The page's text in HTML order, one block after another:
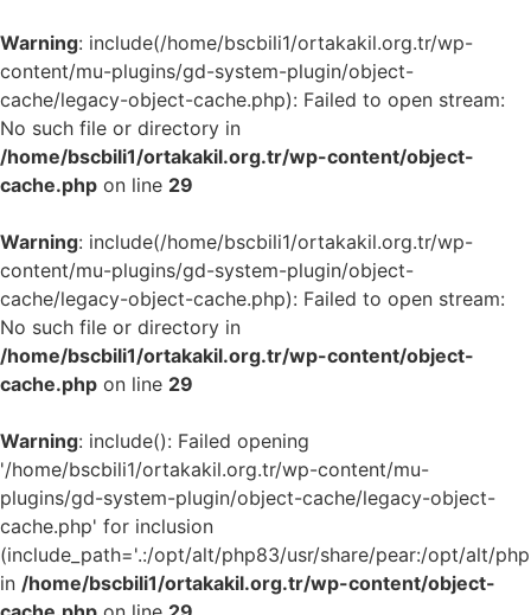
Warning: include(/home/bscbili1/ortakakil.org.tr/wp-
content/mu-plugins/gd-system-plugin/object-
cache/legacy-object-cache.php): Failed to open stream:
No such file or directory in
/home/bscbili1/ortakakil.org.tr/wp-content/object-
cache.php on line 29
Warning: include(/home/bscbili1/ortakakil.org.tr/wp-
content/mu-plugins/gd-system-plugin/object-
cache/legacy-object-cache.php): Failed to open stream:
No such file or directory in
/home/bscbili1/ortakakil.org.tr/wp-content/object-
cache.php on line 29
Warning: include(): Failed opening
'/home/bscbili1/ortakakil.org.tr/wp-content/mu-
plugins/gd-system-plugin/object-cache/legacy-object-
cache.php' for inclusion
(include_path='.:/opt/alt/php83/usr/share/pear:/opt/alt/
in /home/bscbili1/ortakakil.org.tr/wp-content/object-